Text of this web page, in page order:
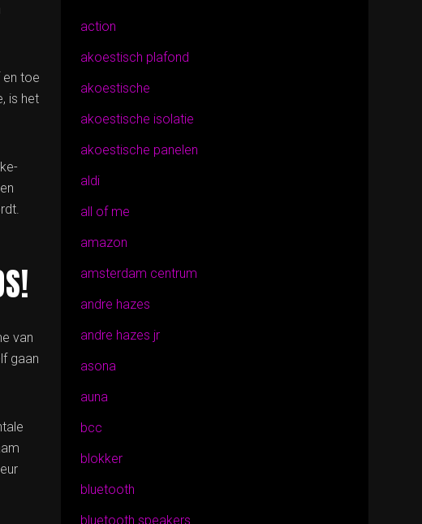
en toe
is het
van
gaan
action
akoestisch plafond
akoestische
akoestische isolatie
akoestische panelen
aldi
all of me
amazon
amsterdam centrum
andre hazes
andre hazes jr
asona
auna
bcc
blokker
bluetooth
bluetooth speakers